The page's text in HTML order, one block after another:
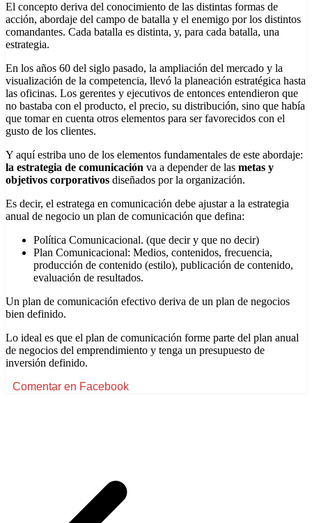
El concepto deriva del conocimiento de las distintas formas de
acción, abordaje del campo de batalla y el enemigo por los distintos
comandantes. Cada batalla es distinta, y, para cada batalla, una
estrategia.
En los años 60 del siglo pasado, la ampliación del mercado y la
visualización de la competencia, llevó la planeación estratégica hasta
las oficinas. Los gerentes y ejecutivos de entonces entendieron que
no bastaba con el producto, el precio, su distribución, sino que había
que tomar en cuenta otros elementos para ser favorecidos con el
gusto de los clientes.
Y aquí estriba uno de los elementos fundamentales de este abordaje:
la estrategia de comunicación va a depender de las metas y
objetivos corporativos diseñados por la organización.
Es decir, el estratega en comunicación debe ajustar a la estrategia
anual de negocio un plan de comunicación que defina:
Política Comunicacional. (que decir y que no decir)
Plan Comunicacional: Medios, contenidos, frecuencia,
producción de contenido (estilo), publicación de contenido,
evaluación de resultados.
Un plan de comunicación efectivo deriva de un plan de negocios
bien definido.
Lo ideal es que el plan de comunicación forme parte del plan anual
de negocios del emprendimiento y tenga un presupuesto de
inversión definido.
Comentar en Facebook